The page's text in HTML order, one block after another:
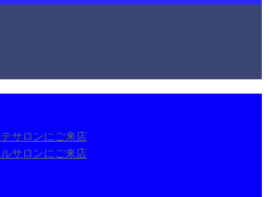
サロンにご来店
サロンにご来店